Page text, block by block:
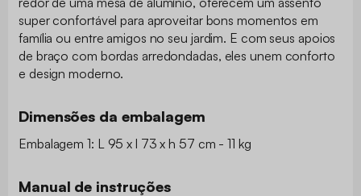
super confortável para aproveitar bons momentos em
família ou entre amigos no seu jardim. E com seus apoios
de braço com bordas arredondadas, eles unem conforto
e design moderno.
Dimensões da embalagem
Embalagem 1: L 95 x l 73 x h 57 cm - 11 kg
Manual de instruções